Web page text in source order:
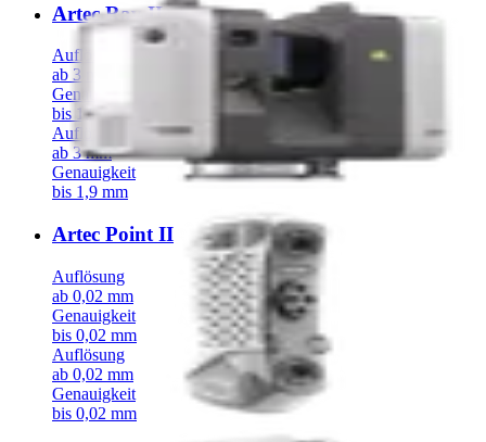
Artec Ray II
Auflösung
ab 3 mm
Genauigkeit
bis 1,9 mm
Auflösung
ab 3 mm
Genauigkeit
bis 1,9 mm
Artec Point II
Auflösung
ab 0,02 mm
Genauigkeit
bis 0,02 mm
Auflösung
ab 0,02 mm
Genauigkeit
bis 0,02 mm